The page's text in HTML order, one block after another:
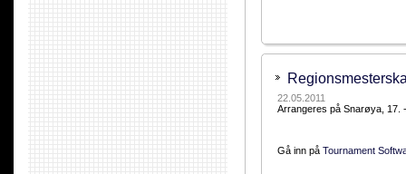
22.05.2011
Arrangeres på Snarøya, 17.
Gå inn på Tournament